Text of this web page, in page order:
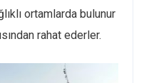
ortamlarda bulunur
rahat ederler.